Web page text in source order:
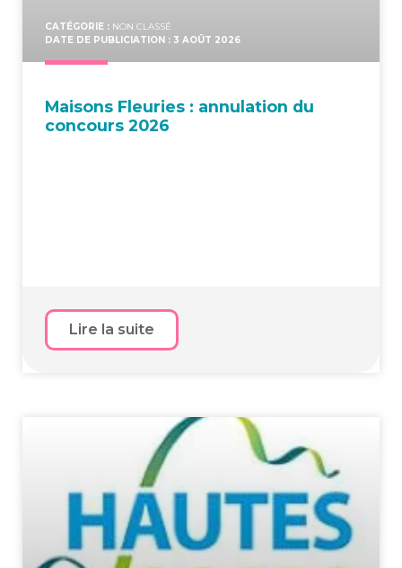
CATÉGORIE : NON CLASSÉ
DATE DE PUBLICIATION : 3 AOÛT 2026
Mai­sons Fleu­ries : annu­la­tion du
concours 2026
Lire la suite